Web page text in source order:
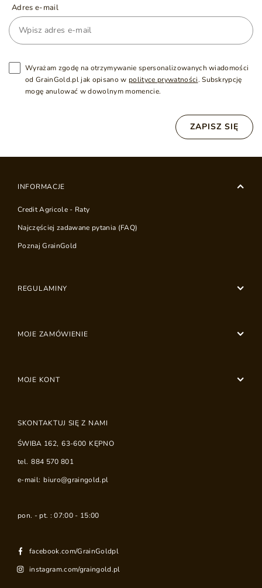
Adres e-mail
Wyrażam zgodę na otrzymywanie spersonalizowanych wiadomości
od GrainGold.pl jak opisano w polityce prywatności. Subskrypcję
mogę anulować w dowolnym momencie.
ZAPISZ SIĘ
INFORMACJE
Credit Agricole - Raty
Najczęściej zadawane pytania (FAQ)
Poznaj GrainGold
REGULAMINY
MOJE ZAMÓWIENIE
MOJE KONT
SKONTAKTUJ SIĘ Z NAMI
ŚWIBA 162, 63-600 KĘPNO
tel. 884 570 801
e-mail: biuro@graingold.pl
pon. - pt. : 07:00 - 15:00
facebook.com/GrainGoldpl
instagram.com/graingold.pl